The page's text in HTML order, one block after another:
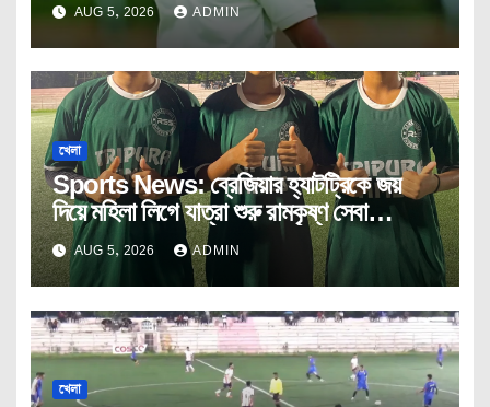
AUG 5, 2026 ADMIN
খেলা
Sports News: ব্রেজিয়ার হ্যাটট্রিকে জয়
দিয়ে মহিলা লিগে যাত্রা শুরু রামকৃষ্ণ সেবা
আশ্রমের।
AUG 5, 2026 ADMIN
খেলা